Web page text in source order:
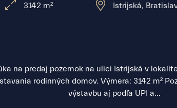
3142 m² Istrijská,
na predaj pozemok na ulici Istrijská v
rodinných domov. Výmera: 3142 m²
výstavbu aj podľa UPI a...